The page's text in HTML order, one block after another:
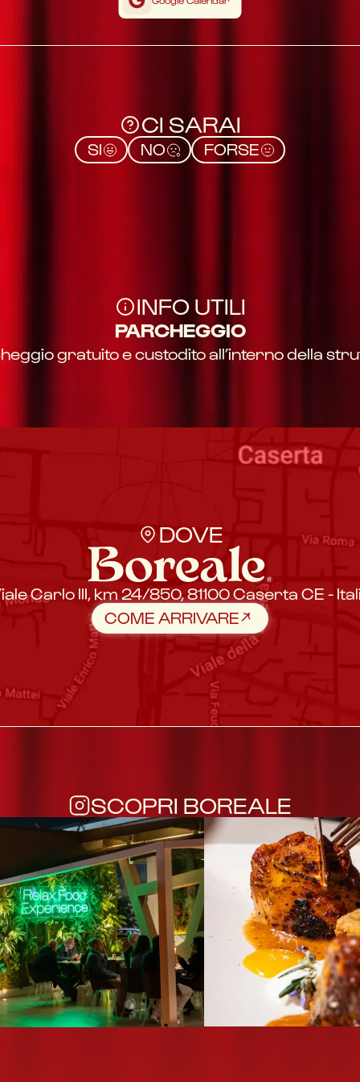
CI SARAI
SI NO FORSE
INFO UTILI
PARCHEGGIO
gratuito e custodito all’interno della
DOVE
Carlo III, km 24/850, 81100 Caserta CE -
COME ARRIVARE
SCOPRI BOREALE